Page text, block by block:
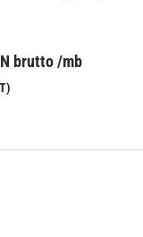
brutto /mb